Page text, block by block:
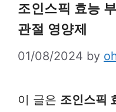
조인스픽 효능
관절 영양제
01/08/2024 by
이 글은 조인스픽